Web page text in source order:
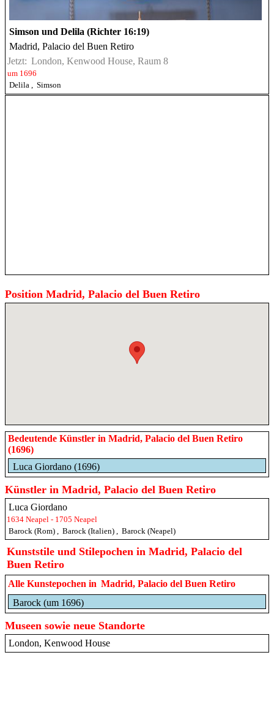
Simson und Delila (Richter 16:19)
Madrid, Palacio del Buen Retiro
Jetzt: London, Kenwood House, Raum 8
um 1696
Delila
Simson
Position Madrid, Palacio del Buen Retiro
Bedeutende Künstler in Madrid, Palacio del Buen Retiro
(1696)
Luca Giordano (1696)
Künstler in Madrid, Palacio del Buen Retiro
Luca Giordano
1634 Neapel - 1705 Neapel
Barock (Rom)
Barock (Italien) Barock (Neapel)
Kunststile und Stilepochen in Madrid, Palacio del
Buen Retiro
Alle Kunstepochen in Madrid, Palacio del Buen Retiro
Barock (um 1696)
Museen sowie neue Standorte
London, Kenwood House